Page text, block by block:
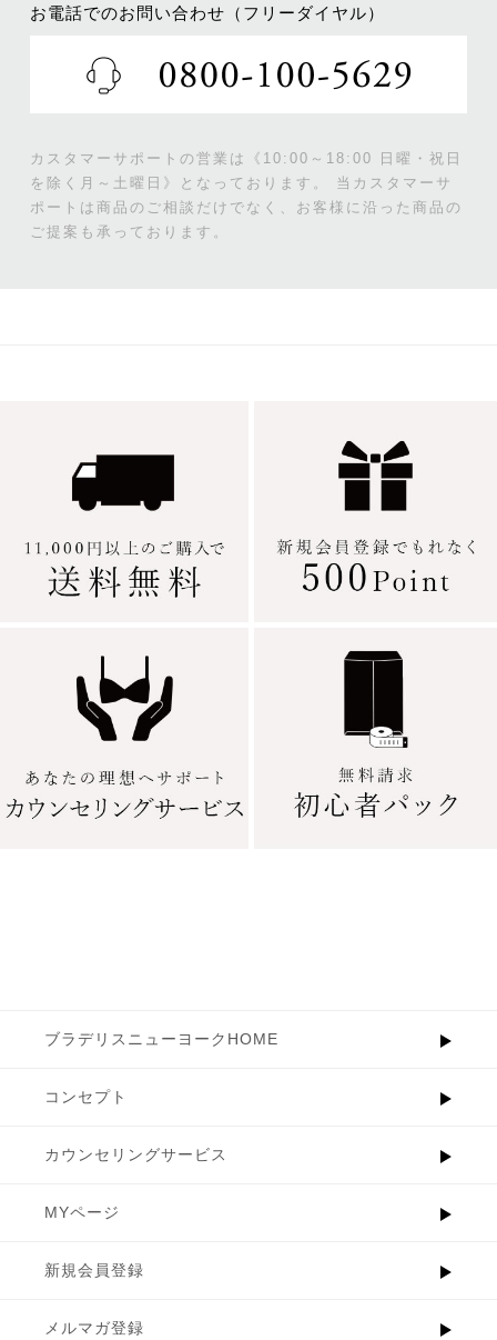
お電話でのお問い合わせ（フリーダイヤル）
カスタマーサポートの営業は《10:00～18:00 日曜・祝日
を除く月～土曜日》となっております。
当カスタマーサ
ポートは商品のご相談だけでなく、お客様に沿った商品の
ご提案も承っております。
ブラデリスニューヨークHOME
コンセプト
カウンセリングサービス
MYページ
新規会員登録
メルマガ登録